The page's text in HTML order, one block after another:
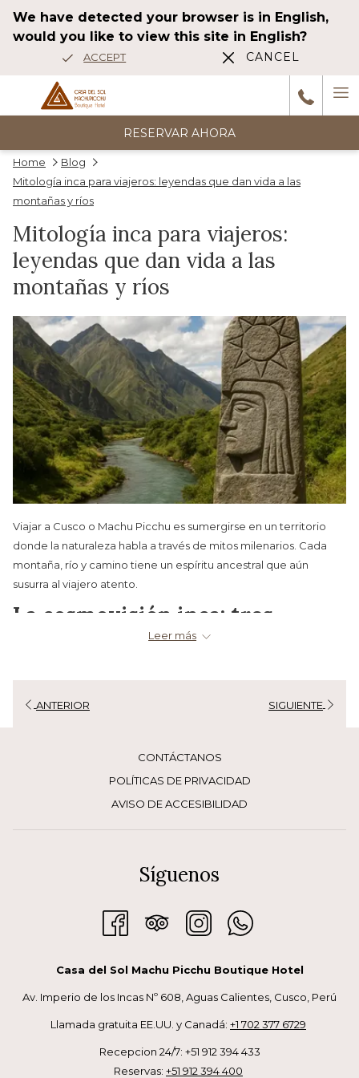
We have detected your browser is in English,
would you like to view this site in English?
ACCEPT CANCEL
RESERVAR AHORA
reseñas
Anterior
Wonderful stay The hotel is beautiful, elegant, and decorated very
tastefully. The atmosphere very nice. Very comfortable, spacious
HAH_2014df
Home
Blog
Mitología inca para viajeros: leyendas que dan vida a las
montañas y ríos
Mitología inca para viajeros:
leyendas que dan vida a las
montañas y ríos
Viajar a Cusco o Machu Picchu es sumergirse en un territorio
donde la naturaleza habla a través de mitos milenarios. Cada
montaña, río y camino tiene un espíritu ancestral que aún
susurra al viajero atento.
La cosmovisión inca: tres
mundos interconectados
Kay Pacha: el mundo terrenal.
del Cusco y Machu Picchu
pueblos andinos. Ejemplos emblemáticos:
Estos cerros son venerados hasta hoy con rituales y ofrendas.
El lago Titicaca y los orígenes
Leer más
ANTERIOR SIGUIENTE
CONTÁCTANOS
POLÍTICAS DE PRIVACIDAD
AVISO DE ACCESIBILIDAD
Síguenos
Casa del Sol Machu Picchu Boutique Hotel
Av. Imperio de los Incas Nº 608, Aguas Calientes, Cusco, Perú
Llamada gratuita EE.UU. y Canadá: +1 702 377 6729
Recepcion 24/7: +51 912 394 433
Reservas: +51 912 394 400